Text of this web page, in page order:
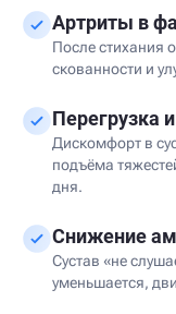
Артриты в
После стихания
скованности и
Перегрузка
Дискомфорт в
подъёма
дня.
Снижение
Сустав «не
уменьшается,